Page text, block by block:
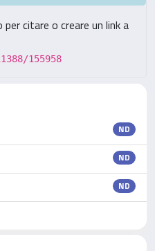
citare o creare un link a
155958
ND
ND
ND